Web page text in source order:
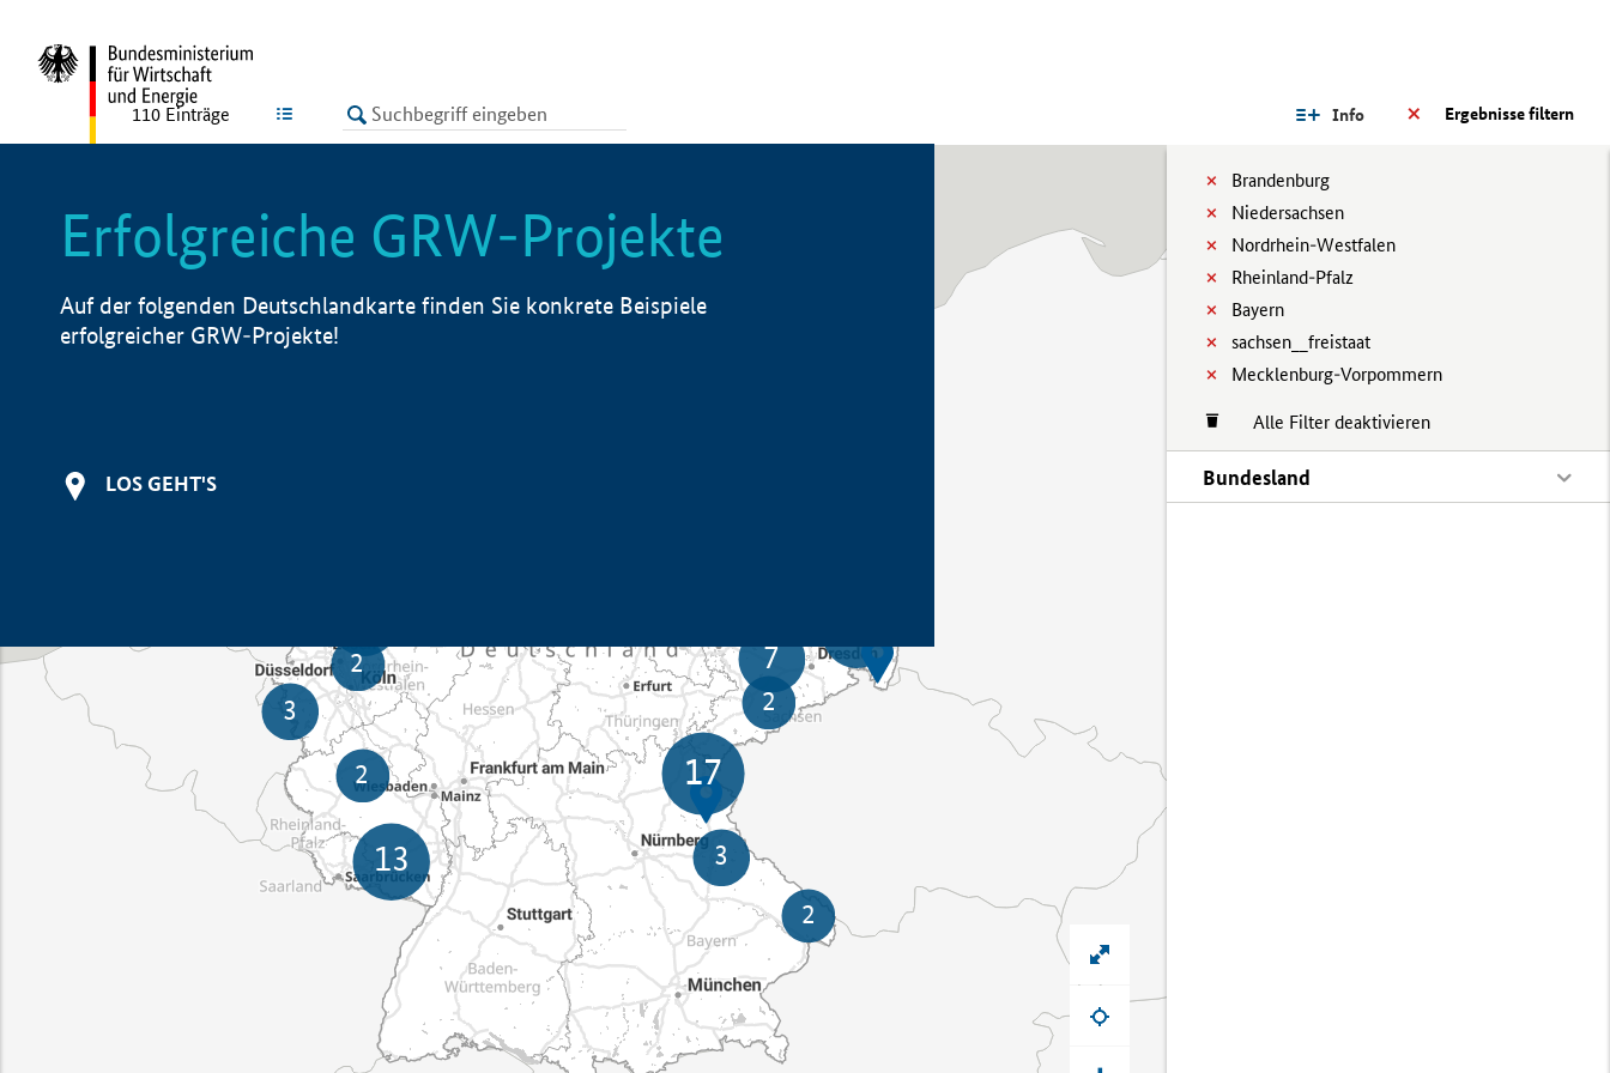
LISTE Ergebnisse filtern
Info
Brandenburg
Niedersachsen
Nordrhein-Westfalen
Rheinland-Pfalz
Bayern
sachsen__freistaat
Mecklenburg-Vorpommern
Alle Filter deaktivieren
Bundesland
110 Einträge
Erfolgreiche GRW-Projekte
Auf der folgenden Deutschlandkarte finden Sie konkrete Beispiele
erfolgreicher GRW-Projekte!
LOS GEHT'S